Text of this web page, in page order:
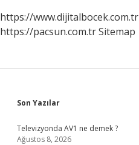
https://www.dijitalbocek.com.tr
https://pacsun.com.trSitemap
Sidebar
Son Yazılar
Televizyonda AV1 ne demek ?
Ağustos 8, 2026